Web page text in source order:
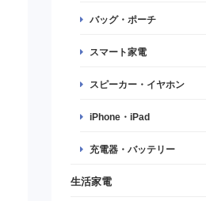
バッグ・ポーチ
スマート家電
スピーカー・イヤホン
iPhone・iPad
充電器・バッテリー
生活家電